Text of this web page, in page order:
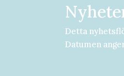
Detta
Datumen